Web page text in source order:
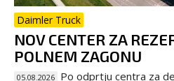
Daimler Truck
NOV CENTER ZA
POLNEM ZAGONU
05.08.2026 Po odprtju centra za